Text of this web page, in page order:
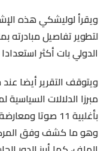
ويقرأ لوليشكي هذه
لتطوير تفاصيل مبادرته
الدولي بات أكثر
ويتوقف التقرير أيضا
مبرزا الدلالات
بأغلبية 11
وهو ما كشف وفق